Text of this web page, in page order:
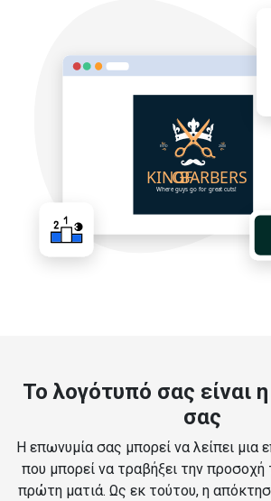
Το λογότυπό σας είναι
σας
Η επωνυμία σας μπορεί να λείπει μια
που μπορεί να τραβήξει την προσοχή
πρώτη ματιά. Ως εκ τούτου, η